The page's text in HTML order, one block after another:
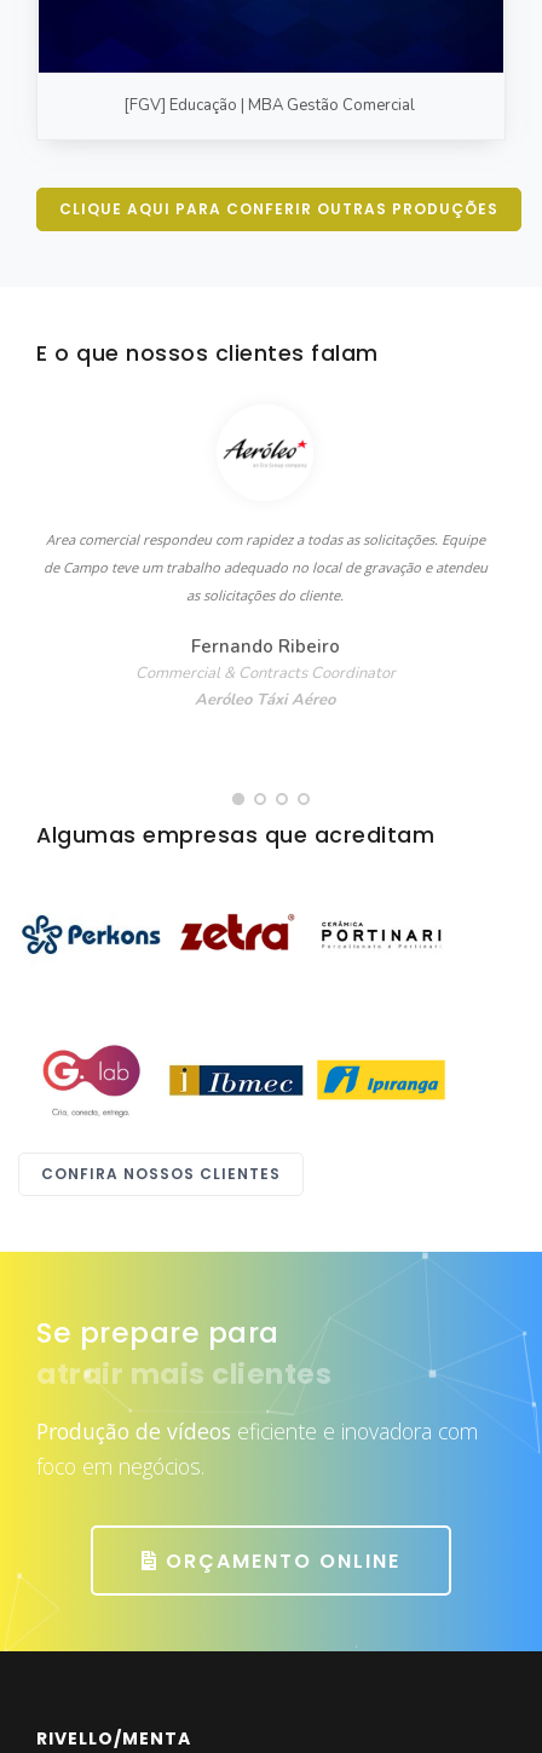
[FGV] Educação | MBA Gestão Comercial
CLIQUE AQUI PARA CONFERIR OUTRAS PRODUÇÕES
E o que nossos clientes falam
Area comercial respondeu com rapidez a todas as solicitações. Equipe
de Campo teve um trabalho adequado no local de gravação e atendeu
as solicitações do cliente.
Fernando Ribeiro
Commercial & Contracts Coordinator
Aeróleo Táxi Aéreo
Algumas empresas que acreditam
CONFIRA NOSSOS CLIENTES
Se prepare para
atrair mais clientes
Produção de vídeos eficiente e inovadora com
foco em negócios.
ORÇAMENTO ONLINE
RIVELLO/MENTA